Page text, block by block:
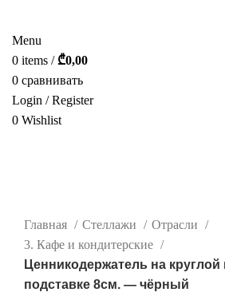
Menu
0 items / ₾0,00
0 сравнивать
Login / Register
0 Wishlist
Главная
Стеллажи
Отрасли
3. Кафе и кондитерские
Ценникодержатель на круглой
подставке 8см. — чёрный